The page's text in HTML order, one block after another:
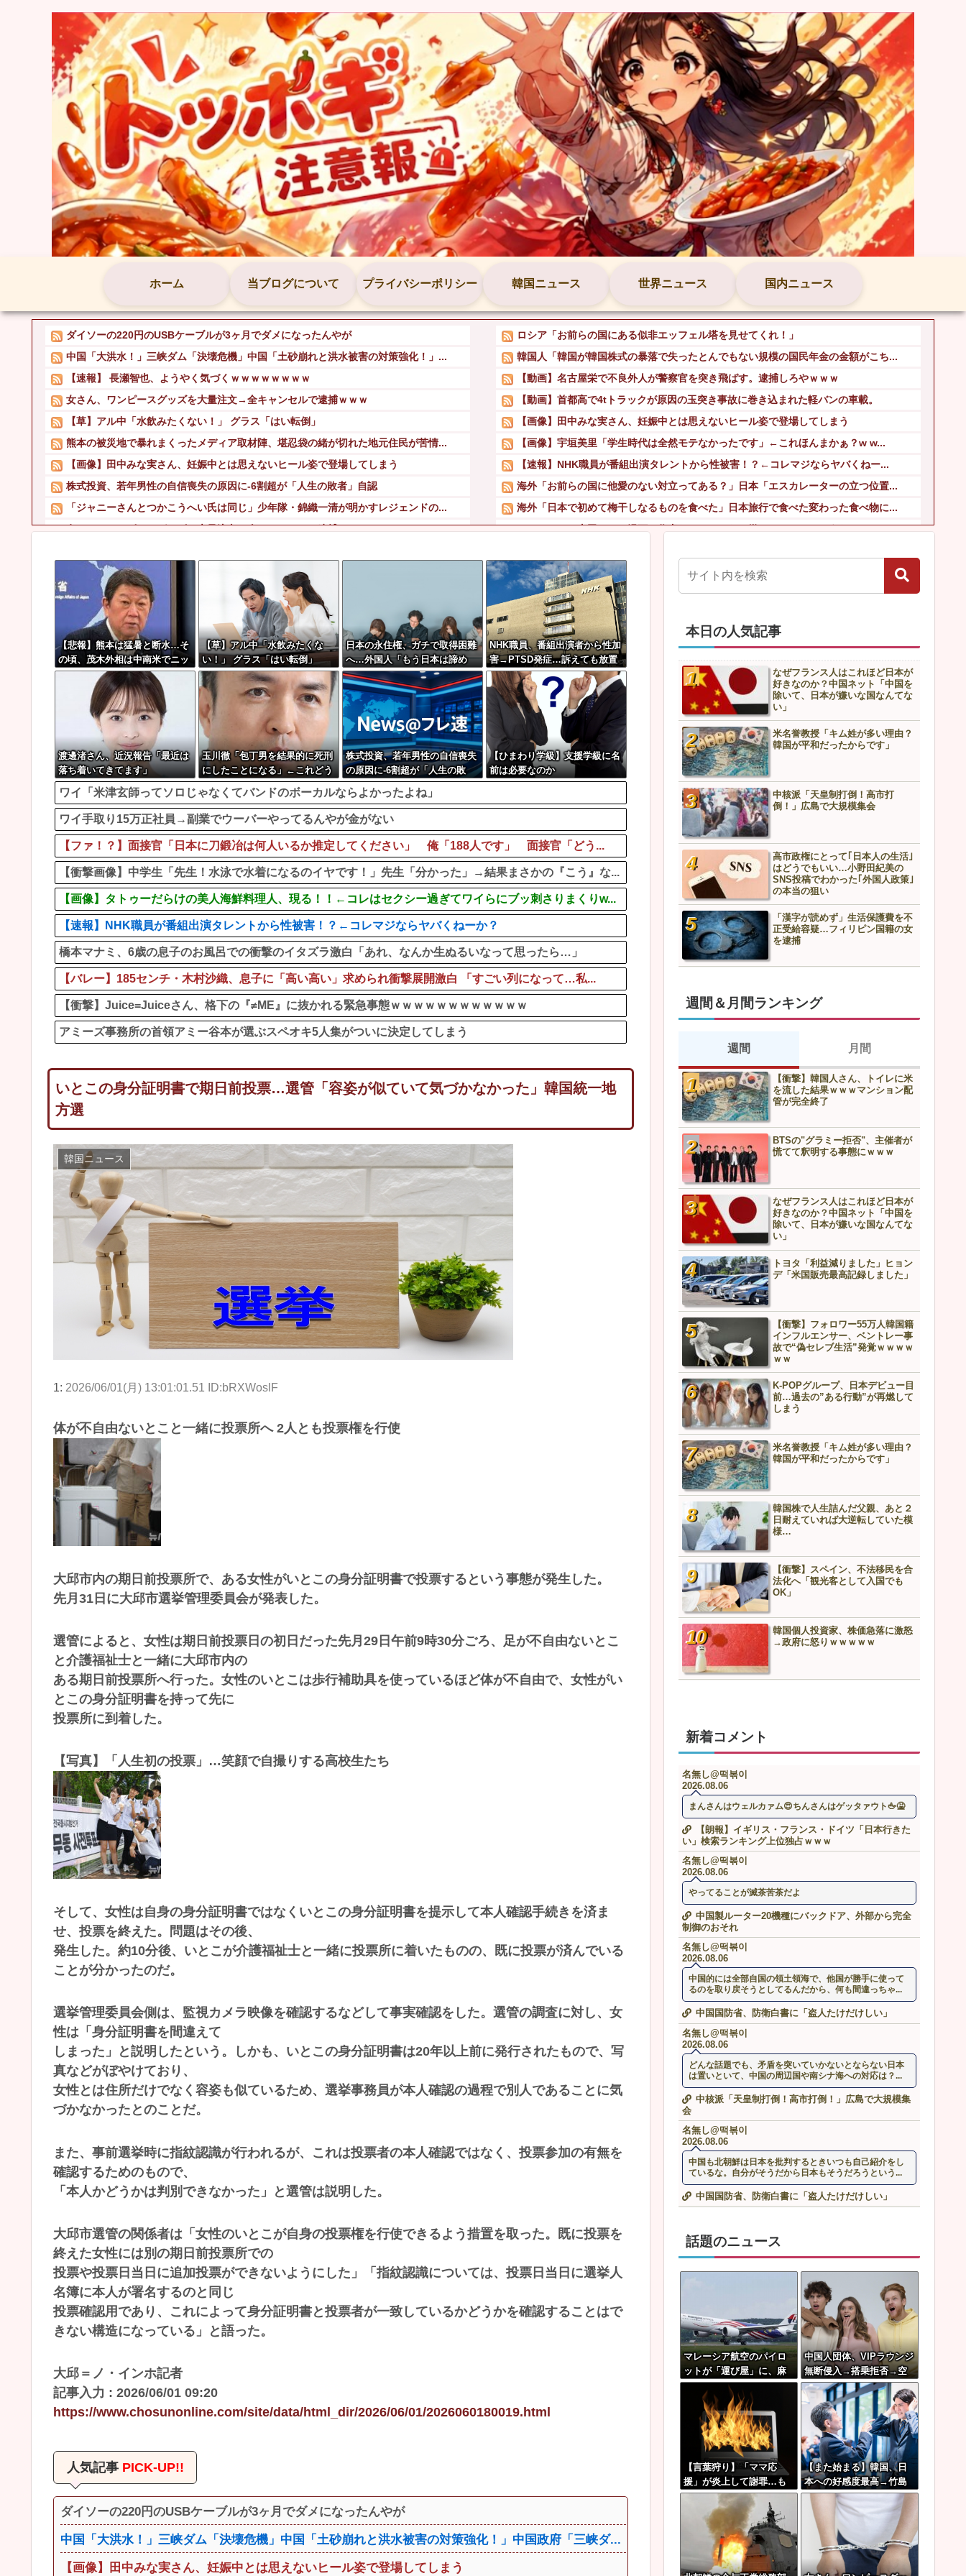
ホーム 当ブログについて プライバシーポリシー 韓国ニュース 世界ニュース 国内ニュース
ダイソーの220円のUSBケーブルが3ヶ月でダメになったんやが
中国「大洪水！」三峡ダム「決壊危機」中国「土砂崩れと洪水被害の対策強化！」...
【速報】 長瀬智也、ようやく気づくｗｗｗｗｗｗｗｗ
女さん、ワンピースグッズを大量注文→全キャンセルで逮捕ｗｗｗ
【草】アル中「水飲みたくない！」 グラス「はい転倒」
熊本の被災地で暴れまくったメディア取材陣、堪忍袋の緒が切れた地元住民が苦情...
【画像】田中みな実さん、妊娠中とは思えないヒール姿で登場してしまう
株式投資、若年男性の自信喪失の原因に-6割超が「人生の敗者」自認
「ジャニーさんとつかこうへい氏は同じ」少年隊・錦織一清が明かすレジェンドの...
女さん、ワンピースグッズを大量注文→全キャンセルで逮捕ｗｗｗ
【衝撃】 吉野家、とうとうステーキを出す
【速報】 農家、キレる「高市総理には愛想尽かした今年でやめるぞ」コメ売値は...
【悲報】 学生なのに月1億稼いでたキャバ嬢、配信中に首吊って亡くなる
ロシア「お前らの国にある似非エッフェル塔を見せてくれ！」
韓国人「韓国が韓国株式の暴落で失ったとんでもない規模の国民年金の金額がこち...
【動画】名古屋栄で不良外人が警察官を突き飛ばす。逮捕しろやｗｗｗ
【動画】首都高で4tトラックが原因の玉突き事故に巻き込まれた軽バンの車載。
【画像】田中みな実さん、妊娠中とは思えないヒール姿で登場してしまう
【画像】宇垣美里「学生時代は全然モテなかったです」←これほんまかぁ？w w...
【速報】NHK職員が番組出演タレントから性被害！？←コレマジならヤバくねー...
海外「お前らの国に他愛のない対立ってある？」日本「エスカレーターの立つ位置...
海外「日本で初めて梅干しなるものを食べた」日本旅行で食べた変わった食べ物に...
みいちゃんと山田さんの漫画の作者なんでこんなに嫌われてるんだろうな
警官が発砲→「適正だったか調査」するわけ…実は銃を構えただけで警察本部長ま...
【悲報】熊本は猛暑と断水…そ
の頃、茂木外相は中南米でニッ
コリ動画公開
【草】アル中「水飲みたくな
い！」 グラス「はい転倒」
日本の永住権、ガチで取得困難
へ…外国人「もう日本は諦め
る」
NHK職員、番組出演者から性加
害→PTSD発症…訴えても放置
されていた模様
渡邊渚さん、近況報告「最近は
落ち着いてきてます」
玉川徹「包丁男を結果的に死刑
にしたことになる」←これどう
思う？？？
株式投資、若年男性の自信喪失
の原因に-6割超が「人生の敗
者」自認
【ひまわり学級】支援学級に名
前は必要なのか
ワイ「米津玄師ってソロじゃなくてバンドのボーカルならよかったよね」
ワイ手取り15万正社員→副業でウーバーやってるんやが金がない
【ファ！？】面接官「日本に刀鍛冶は何人いるか推定してください」 俺「188人です」 面接官「どう...
【衝撃画像】中学生「先生！水泳で水着になるのイヤです！」先生「分かった」→結果まさかの『こう』な...
【画像】タトゥーだらけの美人海鮮料理人、現る！！←コレはセクシー過ぎてワイらにブッ刺さりまくりw...
【速報】NHK職員が番組出演タレントから性被害！？←コレマジならヤバくねーか？
橋本マナミ、6歳の息子のお風呂での衝撃のイタズラ激白「あれ、なんか生ぬるいなって思ったら…」
【バレー】185センチ・木村沙織、息子に「高い高い」求められ衝撃展開激白 「すごい列になって…私...
【衝撃】Juice=Juiceさん、格下の『≠ME』に抜かれる緊急事態ｗｗｗｗｗｗｗｗｗｗｗｗ
アミーズ事務所の首領アミー谷本が選ぶスペオキ5人集がついに決定してしまう
いとこの身分証明書で期日前投票…選管「容姿が似ていて気づかなかった」韓国統一地
方選
韓国ニュース
1: 2026/06/01(月) 13:01:01.51 ID:bRXWoslF
体が不自由ないとこと一緒に投票所へ 2人とも投票権を行使
大邱市内の期日前投票所で、ある女性がいとこの身分証明書で投票するという事態が発生した。
先月31日に大邱市選挙管理委員会が発表した。
選管によると、女性は期日前投票日の初日だった先月29日午前9時30分ごろ、足が不自由ないとこ
と介護福祉士と一緒に大邱市内の
ある期日前投票所へ行った。女性のいとこは歩行補助具を使っているほど体が不自由で、女性がい
とこの身分証明書を持って先に
投票所に到着した。
【写真】「人生初の投票」…笑顔で自撮りする高校生たち
そして、女性は自身の身分証明書ではなくいとこの身分証明書を提示して本人確認手続きを済ま
せ、投票を終えた。問題はその後、
発生した。約10分後、いとこが介護福祉士と一緒に投票所に着いたものの、既に投票が済んでいる
ことが分かったのだ。
選挙管理委員会側は、監視カメラ映像を確認するなどして事実確認をした。選管の調査に対し、女
性は「身分証明書を間違えて
しまった」と説明したという。しかも、いとこの身分証明書は20年以上前に発行されたもので、写
真などがぼやけており、
女性とは住所だけでなく容姿も似ているため、選挙事務員が本人確認の過程で別人であることに気
づかなかったとのことだ。
また、事前選挙時に指紋認識が行われるが、これは投票者の本人確認ではなく、投票参加の有無を
確認するためのもので、
「本人かどうかは判別できなかった」と選管は説明した。
大邱市選管の関係者は「女性のいとこが自身の投票権を行使できるよう措置を取った。既に投票を
終えた女性には別の期日前投票所での
投票や投票日当日に追加投票ができないようにした」「指紋認識については、投票日当日に選挙人
名簿に本人が署名するのと同じ
投票確認用であり、これによって身分証明書と投票者が一致しているかどうかを確認することはで
きない構造になっている」と語った。
大邱＝ノ・インホ記者
記事入力 : 2026/06/01 09:20
https://www.chosunonline.com/site/data/html_dir/2026/06/01/2026060180019.html
人気記事PICK-UP!!
ダイソーの220円のUSBケーブルが3ヶ月でダメになったんやが
中国「大洪水！」三峡ダム「決壊危機」中国「土砂崩れと洪水被害の対策強化！」中国政府「三峡ダ...
【画像】田中みな実さん、妊娠中とは思えないヒール姿で登場してしまう
本日の人気記事
なぜフランス人はこれほど日本が
好きなのか？中国ネット「中国を
除いて、日本が嫌いな国なんてな
い」
米名誉教授「キム姓が多い理由？
韓国が平和だったからです」
中核派「天皇制打倒！高市打
倒！」広島で大規模集会
高市政権にとって｢日本人の生活｣
はどうでもいい…小野田紀美の
SNS投稿でわかった｢外国人政策｣
の本当の狙い
「漢字が読めず」生活保護費を不
正受給容疑…フィリピン国籍の女
を逮捕
週間＆月間ランキング
週間
【衝撃】韓国人さん、トイレに米
を流した結果ｗｗｗマンション配
管が完全終了
BTSの"グラミー拒否"、主催者が
慌てて釈明する事態にｗｗｗ
なぜフランス人はこれほど日本が
好きなのか？中国ネット「中国を
除いて、日本が嫌いな国なんてな
い」
トヨタ「利益減りました」ヒョン
デ「米国販売最高記録しました」
【衝撃】フォロワー55万人韓国籍
インフルエンサー、ベントレー事
故で“偽セレブ生活”発覚ｗｗｗｗ
ｗｗ
K-POPグループ、日本デビュー目
前…過去の”ある行動”が再燃して
しまう
米名誉教授「キム姓が多い理由？
韓国が平和だったからです」
韓国株で人生詰んだ父親、あと２
日耐えていれば大逆転していた模
様…
【衝撃】スペイン、不法移民を合
法化へ「観光客として入国でも
OK」
韓国個人投資家、株価急落に激怒
→政府に怒りｗｗｗｗｗ
月間
スズメを1億羽駆除した中国
上最悪の結末へ…
中国外務省、フィリピンに
告「利用されるだけだ」→
【衝撃】韓国人さん、トイ
を流した結果ｗｗｗマンシ
管が完全終了
BTSの"グラミー拒否"、主
慌てて釈明する事態にｗｗｗ
【悲報】中国兵器、ガチ実
ッキが剥がれる…責任者の
こちら
【衝撃】「汚い」「マナー
K-POPグループ、日本ロケ
ソウル駅のホームレスを撮
日本のユーチューバーが物議
なぜフランス人はこれほど
好きなのか？中国ネット「
大谷翔平に〝故意ﾀﾋ球〟の
腕がグラブに異物使用の疑
トヨタ「利益減りました」
デ「米国販売最高記録しま
新着コメント
名無し@떡볶이
2026.08.06
まんさんはウェルカァム😍ちんさんはゲッタァウト🖕🤮
【朗報】イギリス・フランス・ドイツ「日本行きた
い」検索ランキング上位独占ｗｗｗ
名無し@떡볶이
2026.08.06
やってることが滅茶苦茶だよ
中国製ルーター20機種にバックドア、外部から完全
制御のおそれ
名無し@떡볶이
2026.08.06
中国的には全部自国の領土領海で、他国が勝手に使って
るのを取り戻そうとしてるんだから、何も間違っちゃ...
中国国防省、防衛白書に「盗人たけだけしい」
名無し@떡볶이
2026.08.06
どんな話題でも、矛盾を突いていかないとならない日本
は置いといて、中国の周辺国や南シナ海への対応は？...
中核派「天皇制打倒！高市打倒！」広島で大規模集
会
名無し@떡볶이
2026.08.06
中国も北朝鮮は日本を批判するときいつも自己紹介をし
ているな。自分がそうだから日本もそうだろうという...
中国国防省、防衛白書に「盗人たけだけしい」
話題のニュース
マレーシア航空のパイロ
ットが「運び屋」に、麻
薬密輸容疑で拘束…最高
刑は死刑！
中国人団体、VIPラウンジ
無断侵入→搭乗拒否→空
港警備員の”つり目ポー
ズ”で国際問題にｗｗｗ
【言葉狩り】「ママ応
援」が炎上して謝罪…も
う何も言えない
【また始まる】韓国、日
本への好感度最高→竹島
問題で即リセットｗｗｗ